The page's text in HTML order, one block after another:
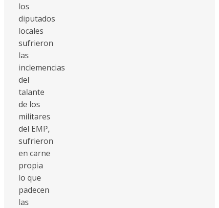
los
diputados
locales
sufrieron
las
inclemencias
del
talante
de los
militares
del EMP,
sufrieron
en carne
propia
lo que
padecen
las